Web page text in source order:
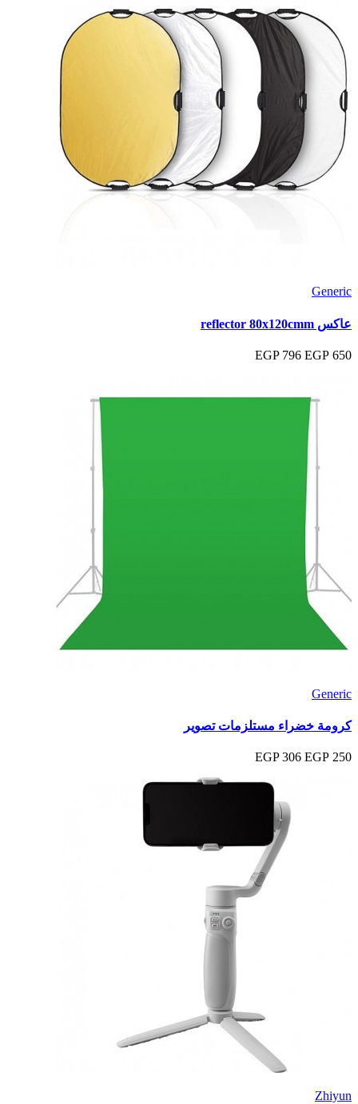
Generic
عاكس reflector 80x120cmm
650 EGP
796 EGP
Generic
كرومة خضراء مستلزمات تصوير
250 EGP
306 EGP
Zhiyun